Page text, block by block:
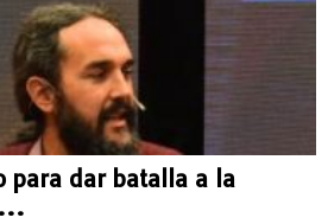
para dar batalla a la